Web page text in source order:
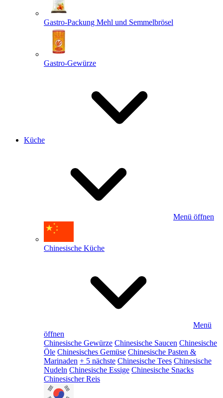
Gastro-Packung Mehl und Semmelbrösel
Gastro-Gewürze
Küche
Menü öffnen
Chinesische Küche
Menü
öffnen
Chinesische Gewürze Chinesische Saucen Chinesische
Öle Chinesisches Gemüse Chinesische Pasten &
Marinaden + 5 nächste Chinesische Tees Chinesische
Nudeln Chinesische Essige Chinesische Snacks
Chinesischer Reis